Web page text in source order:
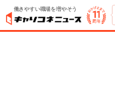
働きやすい職場を増やそう